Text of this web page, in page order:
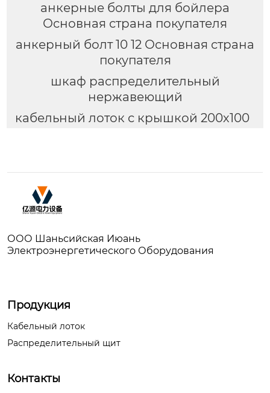
анкерные болты для бойлера
Основная страна покупателя
анкерный болт 10 12 Основная страна
покупателя
шкаф распределительный
нержавеющий
кабельный лоток с крышкой 200х100
ООО Шаньсийская Июань
Электроэнергетического Оборудования
Продукция
Кабельный лоток
Распределительный щит
Контакты